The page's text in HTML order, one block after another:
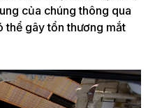
của chúng thông qua
thể gâytổn thương mắt